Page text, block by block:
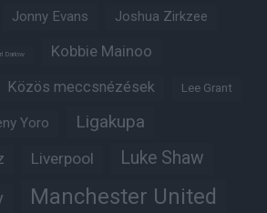
Jonny Evans Joshua Zirkzee
Darlow Kobbie Mainoo
Közös meccsnézések Lee Grant
Yoro Ligakupa
Liverpool Luke Shaw
Manchester United